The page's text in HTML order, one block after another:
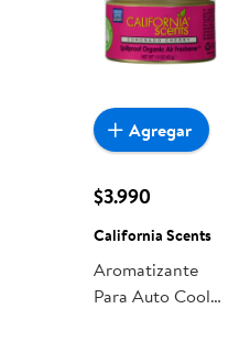
$3.990
California Scents
Aromatizante
Para Auto Cool
Agregar